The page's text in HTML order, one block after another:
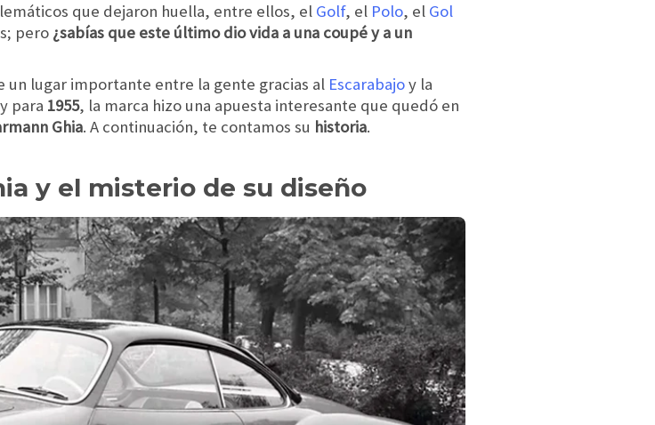
que dejaron huella, entre ellos, el Golf, el Polo, el Gol
pero ¿sabías que este último dio vida a una coupé y a un
un lugar importante entre la gente gracias al Escarabajoy la
para 1955, la marca hizo una apuesta interesante que quedó en
Ghia. A continuación, te contamos su historia.
y el misterio de su diseño